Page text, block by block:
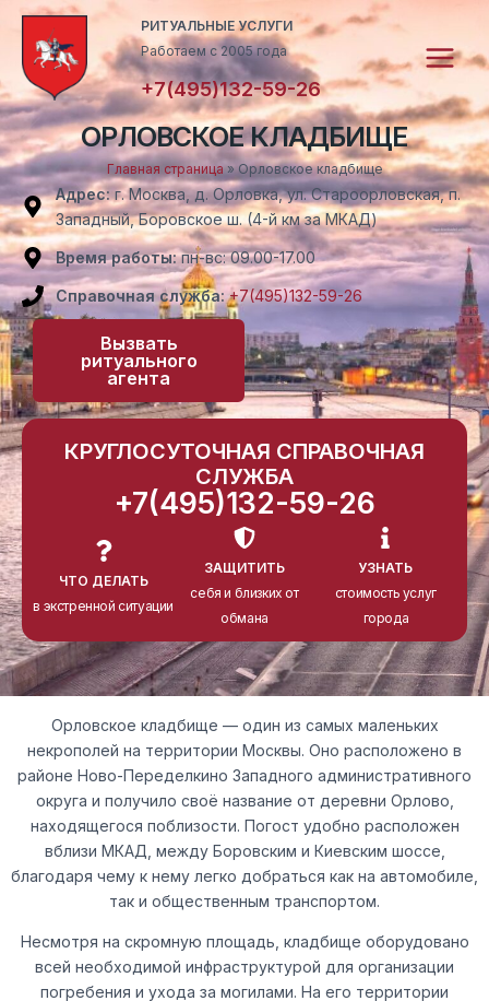
Перейти
содержимому
РИТУАЛЬНЫЕ УСЛУГИ
Работаем с 2005 года
+7(495)132-59-26
Menu
ОРЛОВСКОЕ КЛАДБИЩЕ
Главная страница»Орловское кладбище
Адрес:г. Москва, д. Орловка, ул. Староорловская, п.
Западный, Боровское ш. (4-й км за МКАД)
Время работы:пн-вс: 09.00-17.00
Справочная служба: +7(495)132-59-26
Вызвать
ритуального
агента
КРУГЛОСУТОЧНАЯ СПРАВОЧНАЯ
СЛУЖБА
+7(495)132-59-26
ЧТО ДЕЛАТЬ
в экстренной ситуации
ЗАЩИТИТЬ
себя и близких от
обмана
УЗНАТЬ
стоимость услуг
города
Орловское кладбище — один из самых маленьких
некрополей на территории Москвы. Оно расположено в
районе Ново-Переделкино Западного административного
округа и получило своё название от деревни Орлово,
находящегося поблизости. Погост удобно расположен
вблизи МКАД, между Боровским и Киевским шоссе,
благодаря чему к нему легко добраться как на автомобиле,
так и общественным транспортом.
Несмотря на скромную площадь, кладбище оборудовано
всей необходимой инфраструктурой для организации
погребения и ухода за могилами. На его территории